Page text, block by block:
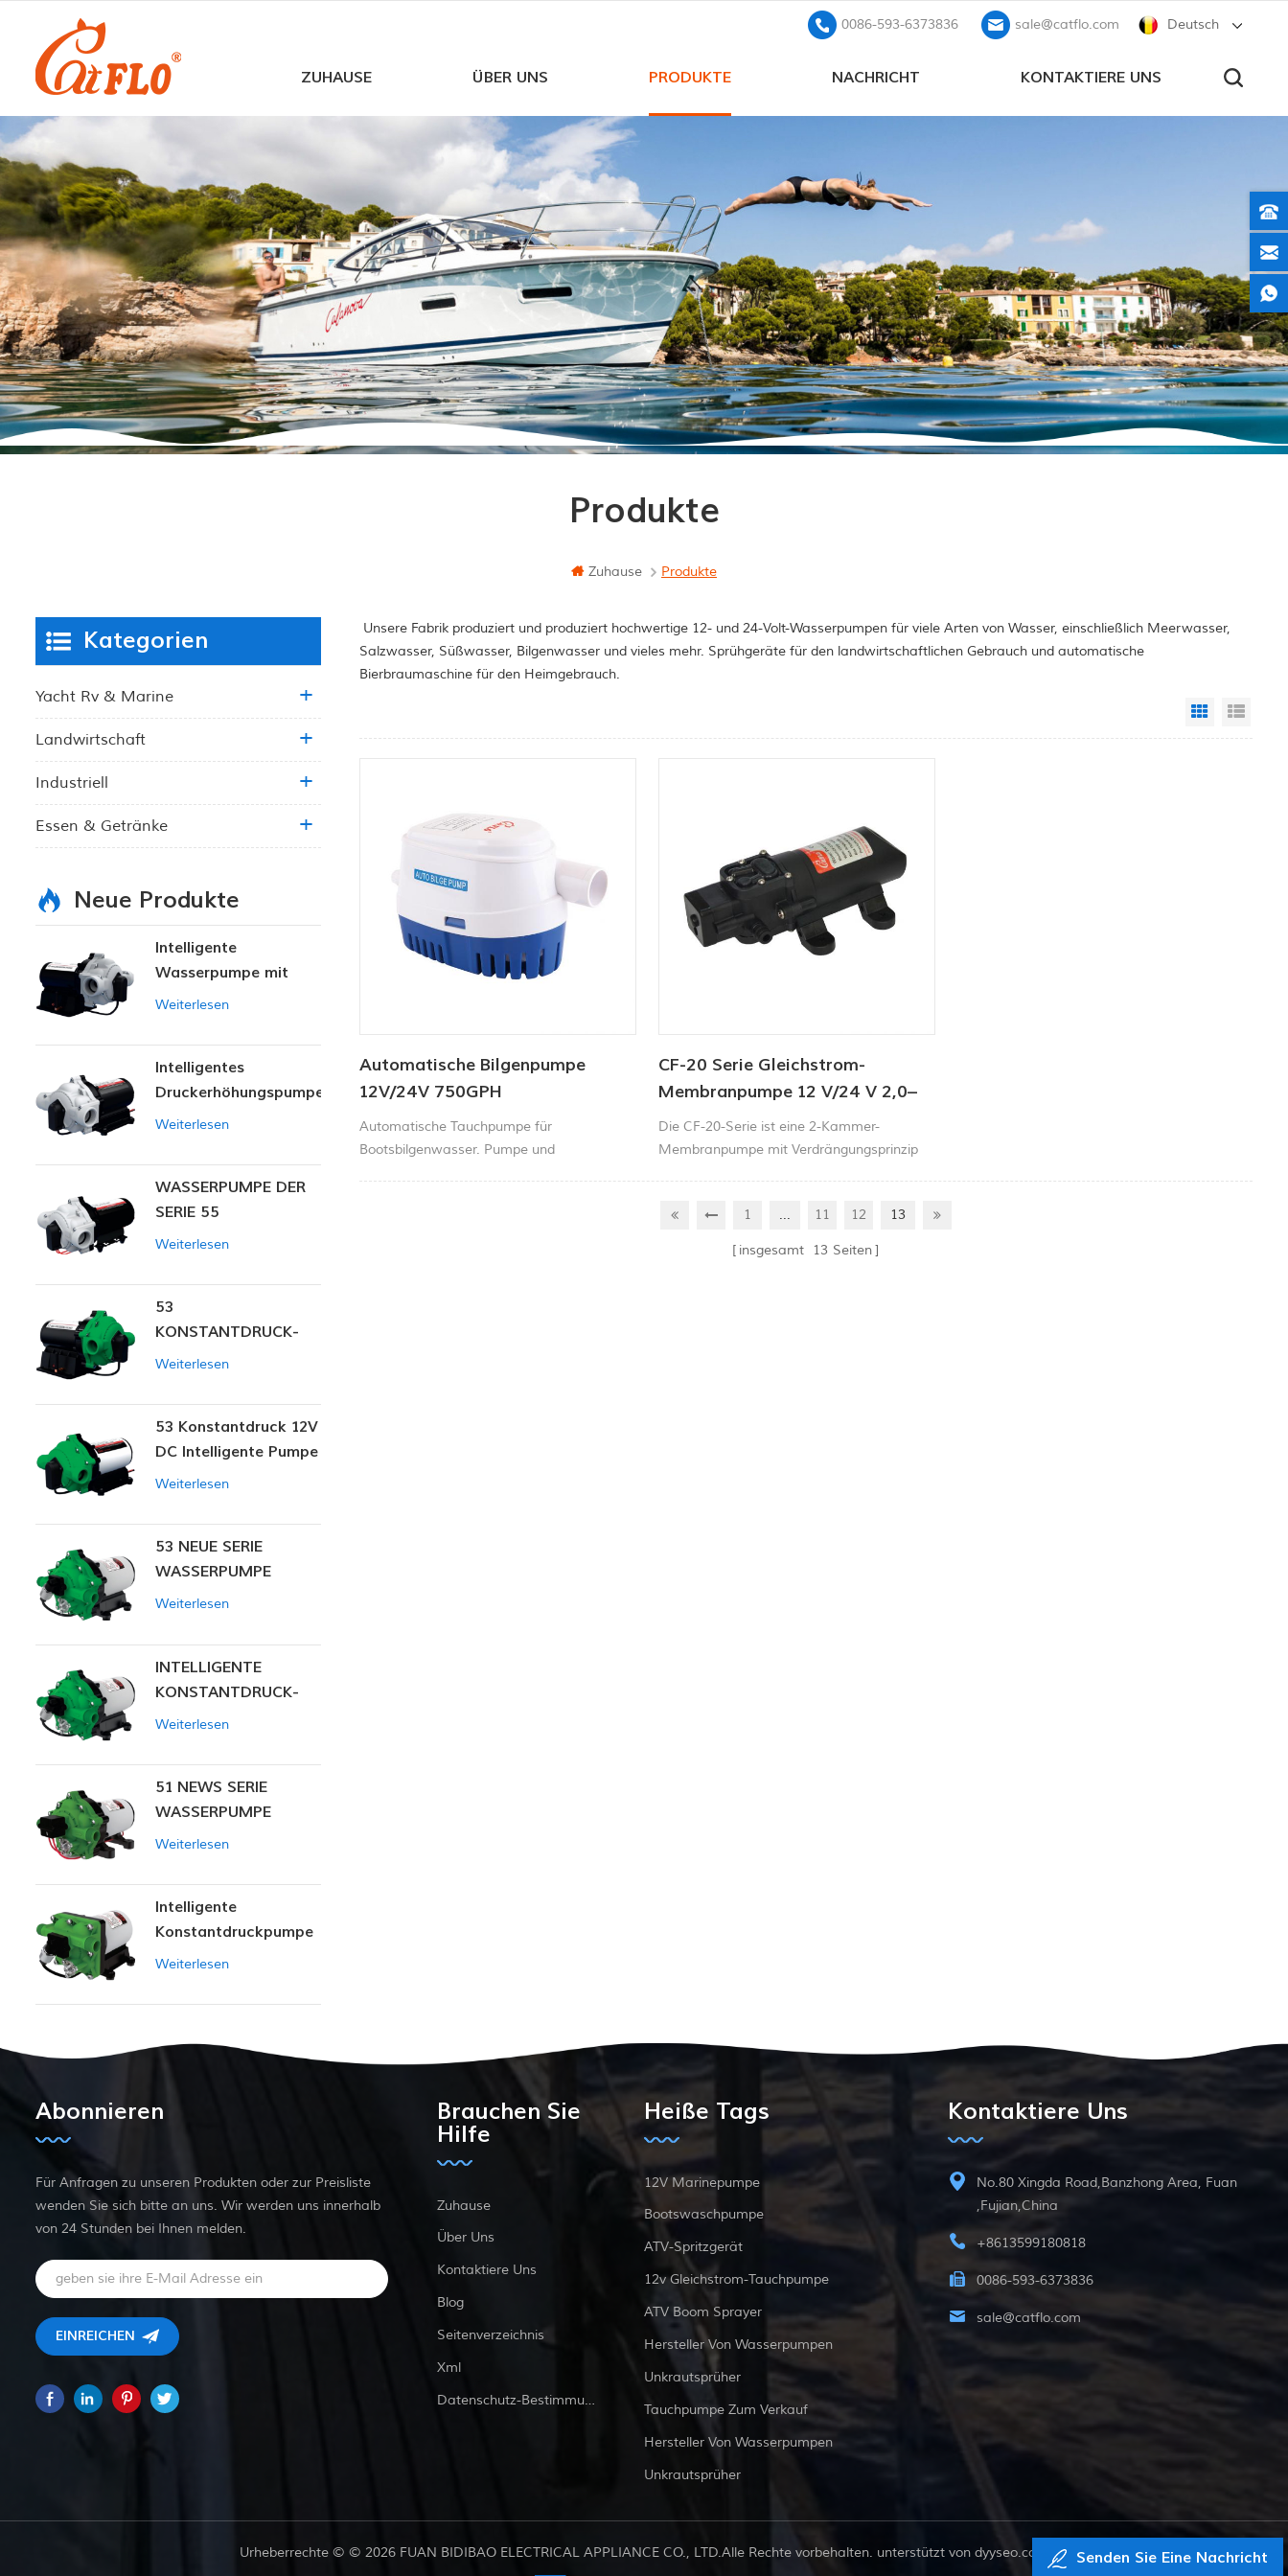
Deutsch
0086-593-6373836 sale@catflo.com
ZUHAUSE ÜBER UNS PRODUKTE NACHRICHT KONTAKTIERE UNS
Produkte
Zuhause Produkte
Unsere Fabrik produziert und produziert hochwertige 12- und 24-Volt-Wasserpumpen für viele Arten von Wasser, einschließlich Meerwasser,
Salzwasser, Süßwasser, Bilgenwasser und vieles mehr. Sprühgeräte für den landwirtschaftlichen Gebrauch und automatische
Bierbraumaschine für den Heimgebrauch.
Grid View
Automatische Bilgenpumpe
12V/24V 750GPH
Automatische Tauchpumpe für
Bootsbilgenwasser. Pumpe und
CF-20 Serie Gleichstrom-
Membranpumpe 12 V/24 V 2,0–
4,3 l/min 35–70 PSI
Die CF-20-Serie ist eine 2-Kammer-
Membranpumpe mit Verdrängungsprinzip
selbstansaugend und kann ohne Schaden
trockenlaufen. Sie liefert bis zu 4,3 Liter
1 ... 11 12 13
insgesamt 13 Seiten
Kategorien
Yacht Rv & Marine
Landwirtschaft
Industriell
Essen & Getränke
Neue Produkte
Intelligente
Wasserpumpe mit
variablem Druck
Weiterlesen
Intelligentes
Druckerhöhungspumpen-
Set
Weiterlesen
WASSERPUMPE DER
SERIE 55
Weiterlesen
53
KONSTANTDRUCK-
INTELLIGENTE PUMPE
Weiterlesen
53 Konstantdruck 12V
DC Intelligente Pumpe
Weiterlesen
53 NEUE SERIE
WASSERPUMPE
Weiterlesen
INTELLIGENTE
KONSTANTDRUCK-
MEMBRANPUMPE
Weiterlesen
51 NEWS SERIE
WASSERPUMPE
Weiterlesen
Intelligente
Konstantdruckpumpe
der Serie ZN-42
Weiterlesen
Abonnieren
Für Anfragen zu unseren Produkten oder zur Preisliste
wenden Sie sich bitte an uns. Wir werden uns innerhalb
von 24 Stunden bei Ihnen melden.
Brauchen Sie
Hilfe
Zuhause
Über Uns
Kontaktiere Uns
Blog
Seitenverzeichnis
Xml
Datenschutz-Bestimmungen
Heiße Tags
12V Marinepumpe
Bootswaschpumpe
ATV-Spritzgerät
12v Gleichstrom-Tauchpumpe
ATV Boom Sprayer
Hersteller Von Wasserpumpen
Unkrautsprüher
Tauchpumpe Zum Verkauf
Hersteller Von Wasserpumpen
Unkrautsprüher
Kontaktiere Uns
No.80 Xingda Road,Banzhong Area, Fuan
,Fujian,China
+8613599180818
0086-593-6373836
sale@catflo.com
Urheberrechte © © 2026 FUAN BIDIBAO ELECTRICAL APPLIANCE CO., LTD.Alle Rechte vorbehalten. unterstützt von dyyseo.com
Senden Sie Eine Nachricht